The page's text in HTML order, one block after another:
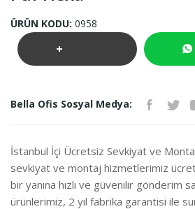
ÜRÜN KODU: 0958
+
Bella Ofis Sosyal Medya:
İstanbul İçi Ücretsiz Sevkiyat ve
sevkiyat ve montaj hizmetlerimiz
bir yanına hızlı ve güvenilir gönderim
ürünlerimiz, 2 yıl fabrika garantisi ile